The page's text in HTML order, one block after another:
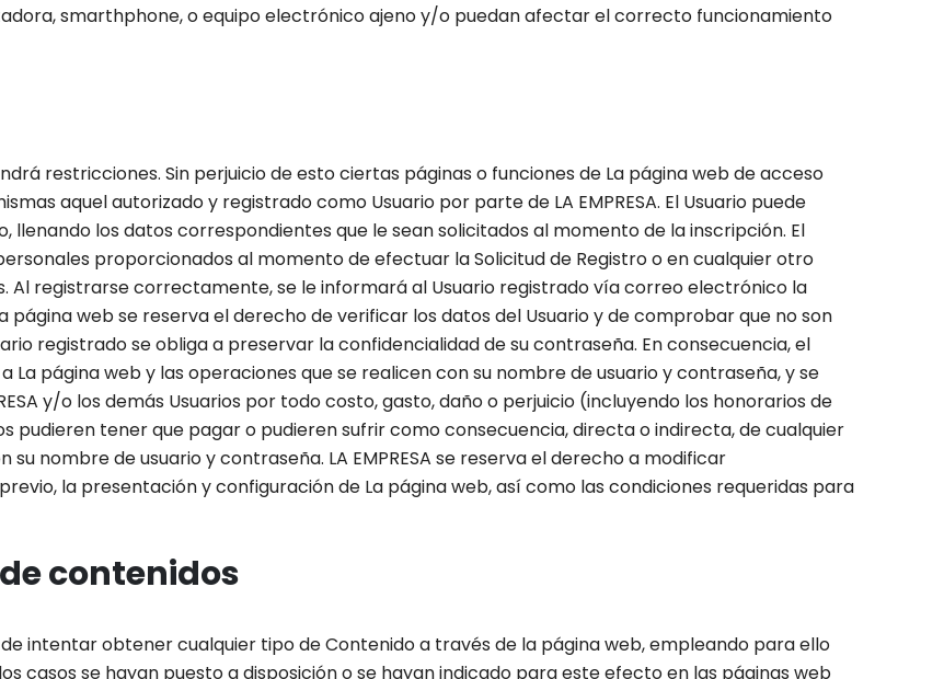
smarthphone, o equipo electrónico ajeno y/o puedan afectar el correcto funcionamiento
restricciones. Sin perjuicio de esto ciertas páginas o funciones de La página web de acceso
aquel autorizado y registrado como Usuario por parte de LA EMPRESA. El Usuario puede
los datos correspondientes que le sean solicitados al momento de la inscripción. El
proporcionados al momento de efectuar la Solicitud de Registro o en cualquier otro
registrarse correctamente, se le informará al Usuario registrado vía correo electrónico la
web se reserva el derecho de verificar los datos del Usuario y de comprobar que no son
registrado se obliga a preservar la confidencialidad de su contraseña. En consecuencia, el
página web y las operaciones que se realicen con su nombre de usuario y contraseña, y se
y/o los demás Usuarios por todo costo, gasto, daño o perjuicio (incluyendo los honorarios de
pudieren tener que pagar o pudieren sufrir como consecuencia, directa o indirecta, de cualquier
nombre de usuario y contraseña. LA EMPRESA se reserva el derecho a modificar
la presentación y configuración de La página web, así como las condiciones requeridas para
contenidos
intentar obtener cualquier tipo de Contenido a través de la página web, empleando para ello
casos se hayan puesto a disposición o se hayan indicado para este efecto en las páginas web